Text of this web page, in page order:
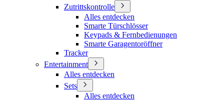
Zutrittskontrolle
Alles entdecken
Smarte Türschlösser
Keypads & Fernbedienungen
Smarte Garagentoröffner
Tracker
Entertainment
Alles entdecken
Sets
Alles entdecken